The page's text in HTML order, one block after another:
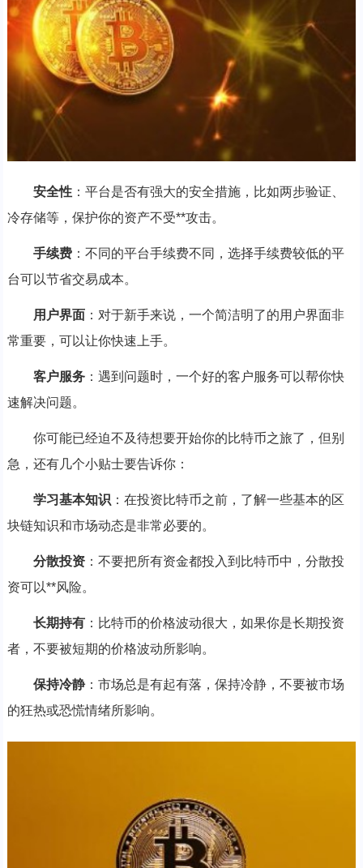
安全性：平台是否有强大的安全措施，比如两步验证、
冷存储等，保护你的资产不受**攻击。
手续费：不同的平台手续费不同，选择手续费较低的平
台可以节省交易成本。
用户界面：对于新手来说，一个简洁明了的用户界面非
常重要，可以让你快速上手。
客户服务：遇到问题时，一个好的客户服务可以帮你快
速解决问题。
你可能已经迫不及待想要开始你的比特币之旅了，但别
急，还有几个小贴士要告诉你：
学习基本知识 ：在投资比特币之前，了解一些基本的区
块链知识和市场动态是非常必要的。
分散投资：不要把所有资金都投入到比特币中，分散投
资可以**风险。
长期持有：比特币的价格波动很大，如果你是长期投资
者，不要被短期的价格波动所影响。
保持冷静：市场总是有起有落，保持冷静，不要被市场
的狂热或恐慌情绪所影响。